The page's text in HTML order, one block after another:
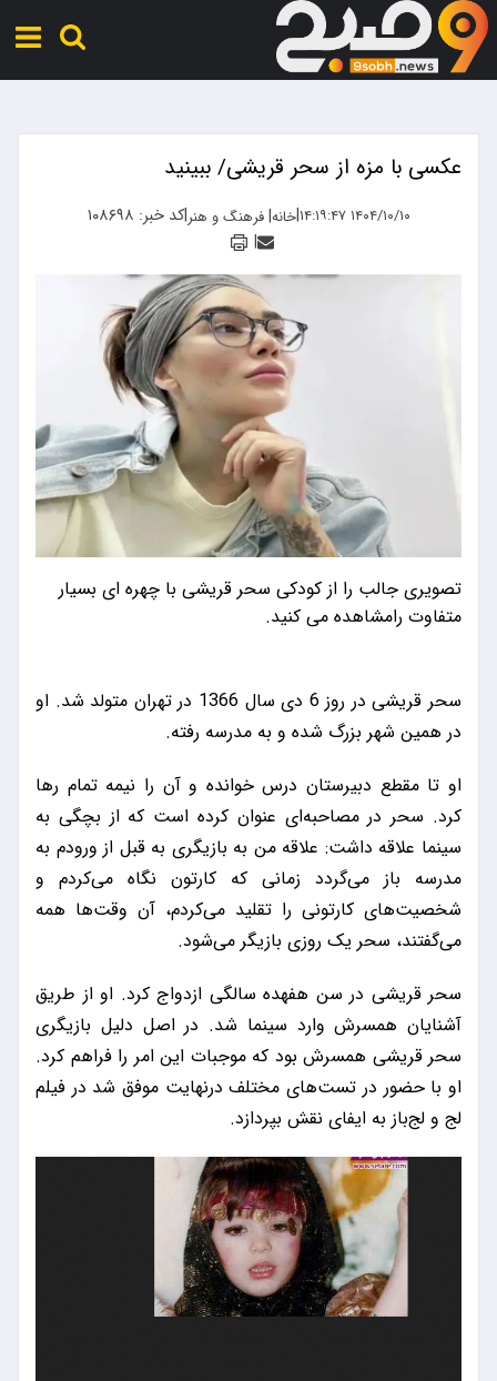
عکسی با مزه از سحر قریشی/ ببینید
۱۴۰۴/۱۰/۱۰ ۱۴:۱۹:۴۷ |خانه|فرهنگ و هنر|کد خبر: ۱۰۸۶۹۸
|
​تصویری جالب را از کودکی سحر قریشی با چهره ای بسیار
متفاوت رامشاهده می کنید.
سحر قریشی در روز 6 دی سال 1366 در تهران متولد شد. او
در همین شهر بزرگ شده و به مدرسه رفته.
او تا مقطع دبیرستان درس خوانده و آن را نیمه تمام رها
کرد. سحر در مصاحبه‌ای عنوان کرده است که از بچگی به
سینما علاقه داشت: علاقه من به بازیگری به قبل از ورودم به
مدرسه باز می‌گردد زمانی که کارتون نگاه می‌کردم و
شخصیت‌های کارتونی را تقلید می‌کردم، آن وقت‌ها همه
می‌گفتند، سحر یک روزی بازیگر می‌شود.
سحر قریشی در سن هفهده سالگی ازدواج کرد. او از طریق
آشنایان همسرش وارد سینما شد. در اصل دلیل بازیگری
سحر قریشی همسرش بود که موجبات این امر را فراهم کرد.
او با حضور در تست‌های مختلف درنهایت موفق شد در فیلم
لج و لج‌باز به ایفای نقش بپردازد.